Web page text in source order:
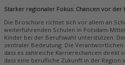
Starker regionaler Fokus: Chancen vor der
Die Broschüre richtet sich vor allem an
weiterführenden Schulen in Potsdam-
Kinder bei der Berufswahl unterstützen.
zentraler Bedeutung. Die
dass es zahlreiche Karrierechancen direkt
dass eine berufliche Zukunft in der Region